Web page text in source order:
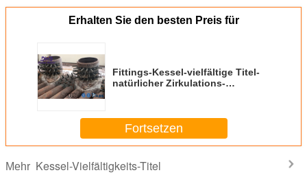
Erhalten Sie den besten Preis für
Fittings-Kessel-vielfältige Titel-
natürlicher Zirkulations-
Fortsetzen
Mehr Kessel-Vielfältigkeits-Titel